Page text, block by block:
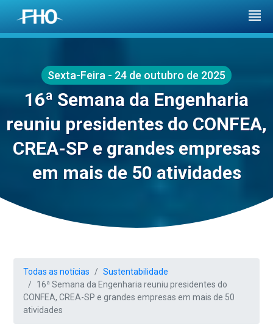
Sexta-Feira - 24 de outubro de 2025
16ª Semana da Engenharia
reuniu presidentes do CONFEA,
CREA-SP e grandes empresas
em mais de 50 atividades
Todas as notícias
Sustentabilidade
16ª Semana da Engenharia reuniu presidentes do
CONFEA, CREA-SP e grandes empresas em mais de 50
atividades